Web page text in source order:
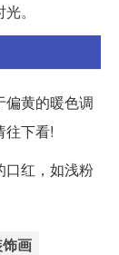
。
偏黄的暖色调
往下看!
口红，如浅粉
画